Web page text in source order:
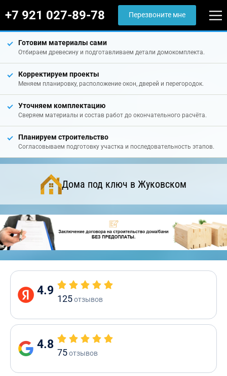
+7 921 027-89-78 Перезвоните мне
Готовим материалы сами
Отбираем древесину и подготавливаем детали домокомплекта.
Корректируем проекты
Меняем планировку, расположение окон, дверей и перегородок.
Уточняем комплектацию
Сверяем материалы и состав работ до окончательного расчёта.
Планируем строительство
Согласовываем подготовку участка и последовательность этапов.
Дома под ключ в Жуковском
4.9
125отзывов
4.8
75отзывов